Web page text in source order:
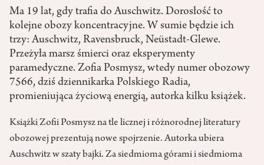
Ma 19 lat, gdy trafia do Auschwitz. Dorosłość to
kolejne obozy koncentracyjne. W sumie będzie ich
trzy: Auschwitz, Ravensbruck, Neüstadt-Glewe.
Przeżyła marsz śmierci oraz eksperymenty
paramedyczne. Zofia Posmysz, wtedy numer obozowy
7566, dziś dziennikarka Polskiego Radia,
promieniująca życiową energią, autorka kilku książek.
Książki Zofii Posmysz na tle licznej i różnorodnej literatury
obozowej prezentują nowe spojrzenie. Autorka ubiera
Auschwitz w szaty bajki. Za siedmioma górami i siedmioma